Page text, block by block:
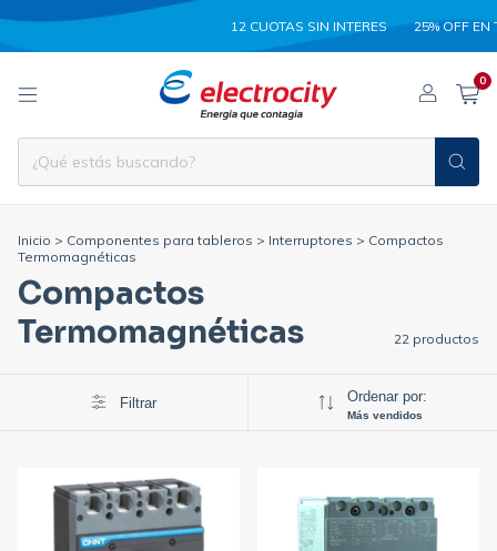
12 CUOTAS SIN INTERES 25% OFF EN
0
Inicio > Componentes para tableros > Interruptores > Compactos
Termomagnéticas
Compactos
Termomagnéticas
22 productos
Filtrar Ordenar por:
Más vendidos